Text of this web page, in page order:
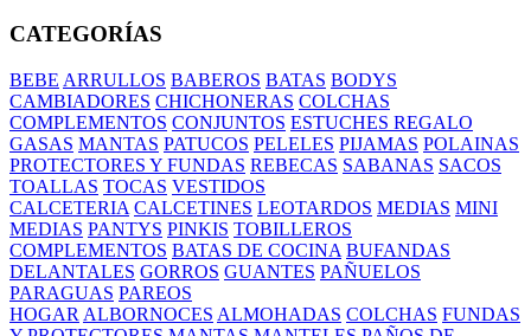
CATEGORÍAS
BEBE ARRULLOS BABEROS BATAS BODYS
CAMBIADORES CHICHONERAS COLCHAS
COMPLEMENTOS CONJUNTOS ESTUCHES REGALO
GASAS MANTAS PATUCOS PELELES PIJAMAS POLAINAS
PROTECTORES Y FUNDAS REBECAS SABANAS SACOS
TOALLAS TOCAS VESTIDOS
CALCETERIA CALCETINES LEOTARDOS MEDIAS MINI
MEDIAS PANTYS PINKIS TOBILLEROS
COMPLEMENTOS BATAS DE COCINA BUFANDAS
DELANTALES GORROS GUANTES PAÑUELOS
PARAGUAS PAREOS
HOGAR ALBORNOCES ALMOHADAS COLCHAS FUNDAS